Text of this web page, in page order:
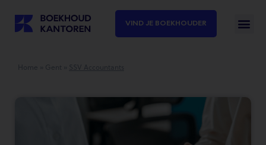
VIND JE BOEKHOUDER